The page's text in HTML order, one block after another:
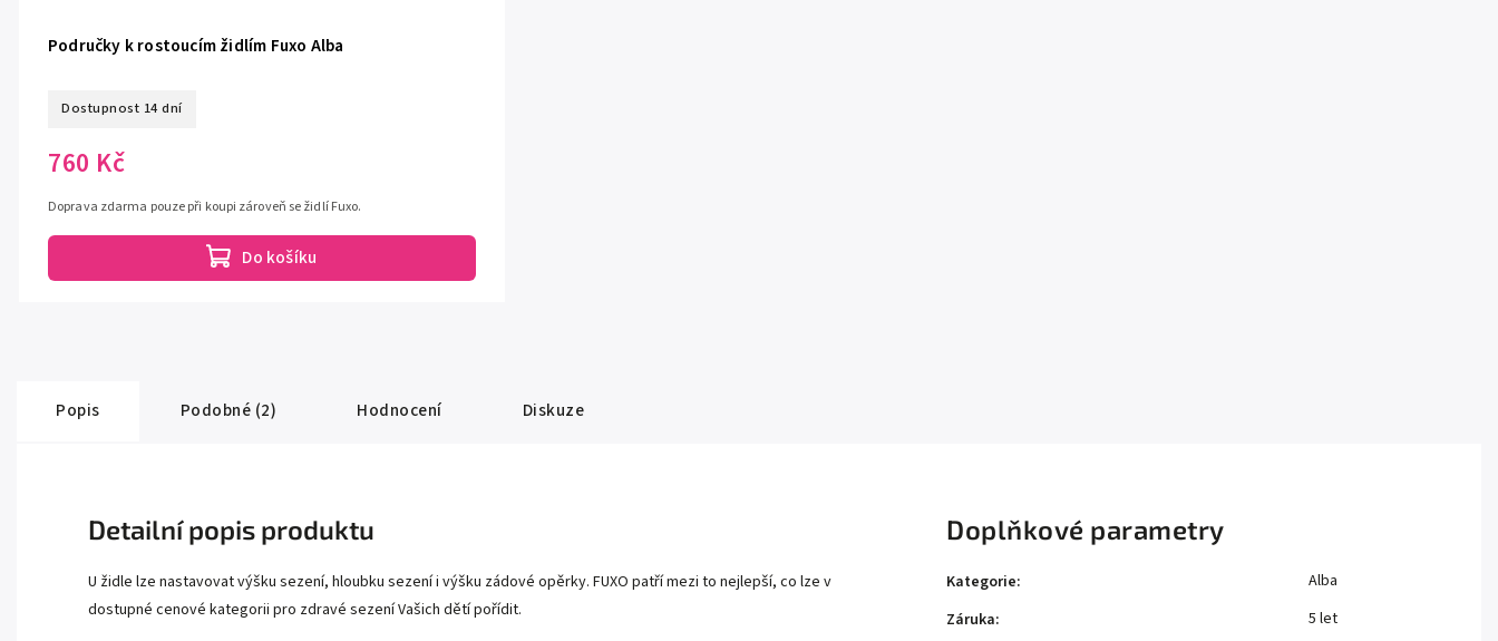
Područky k rostoucím židlím Fuxo Alba
Dostupnost 14 dní
760 Kč
Do košíku
Doprava zdarma pouze při koupi zároveň se židlí Fuxo.
Popis Podobné (2) Hodnocení Diskuze
Detailní popis produktu
U židle lze nastavovat výšku sezení, hloubku sezení i výšku zádové opěrky. FUXO patří mezi to nejlepší, co lze v
dostupné cenové kategorii pro zdravé sezení Vašich dětí pořídit.
Doplňkové parametry
Kategorie:
Alba
Záruka: 5 let